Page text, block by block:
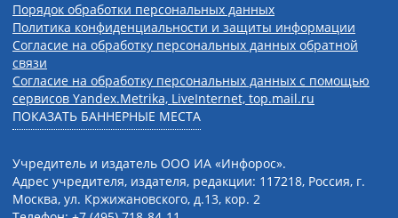
Порядок обработки персональных данных
Политика конфиденциальности и защиты информации
Согласие на обработку персональных данных обратной
связи
Согласие на обработку персональных данных с помощью
сервисов Yandex.Metrika, LiveInternet, top.mail.ru
ПОКАЗАТЬ БАННЕРНЫЕ МЕСТА
Учредитель и издатель ООО ИА «Инфорос».
Адрес учредителя, издателя, редакции: 117218, Россия, г.
Москва, ул. Кржижановского, д.13, кор. 2